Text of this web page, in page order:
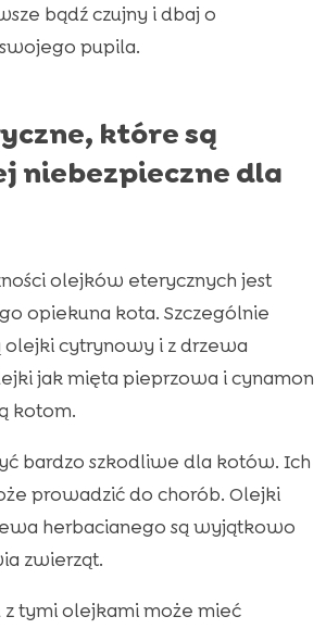
bądź czujny i dbaj o
pupila.
które są
niebezpieczne dla
olejków eterycznych jest
opiekuna kota. Szczególnie
olejki cytrynowy i z drzewa
jak mięta pieprzowa i cynamon
kotom.
bardzo szkodliwe dla kotów. Ich
prowadzić do chorób. Olejki
herbacianego są wyjątkowo
zwierząt.
z tymi olejkami może mieć